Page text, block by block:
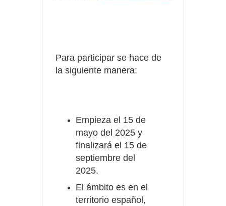
Para participar se hace de
la siguiente manera:
Empieza el 15 de
mayo del 2025 y
finalizará el 15 de
septiembre del
2025.
El ámbito es en el
territorio español,